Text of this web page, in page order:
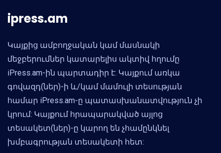
ipress.am
Կայքից ամբողջական կամ մասնակի
մեջբերումներ կատարելիս ակտիվ հղումը
iPress.am-ին պարտադիր է: Կայքում առկա
գովազդ(ներ)-ի և/կամ մամուլի տեսության
համար iPress.am-ը պատասխանատվություն չի
կրում: Կայքում հրապարակված այլոց
տեսակետ(ներ)-ը կարող են չհամընկնել
խմբագրության տեսակետի հետ: